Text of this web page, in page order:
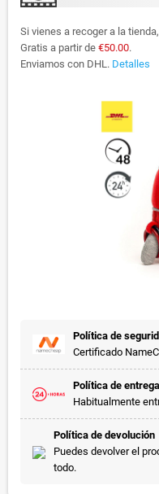
Si vienes a recoger a la
Gratis a partir de €50.00.
Enviamos con DHL. Detalles
Política de
Certificado
Política de entrega
Habitualmente
Política de devolución
Puedes devolver el
todo.